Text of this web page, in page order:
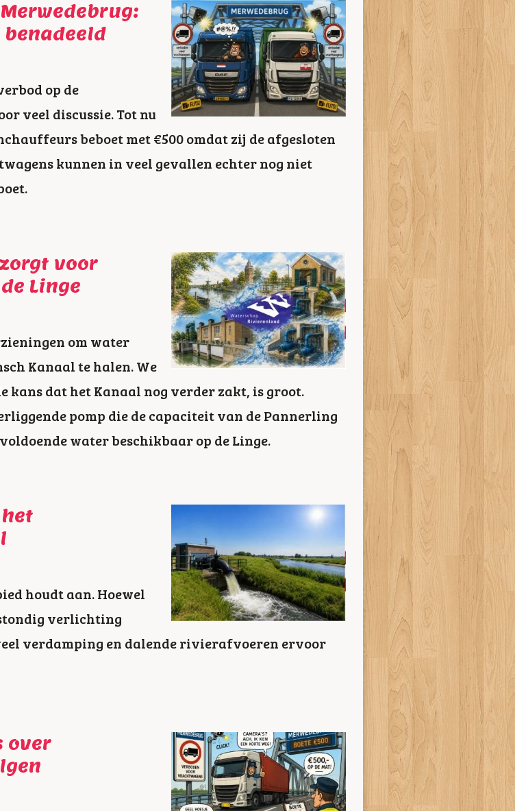
op de
veel discussie. Tot nu
beboet met €500 omdat zij de afgesloten
kunnen in veel gevallen echter nog niet
voor
Linge
om water
Kanaal te halen. We
kans dat het Kanaal nog verder zakt, is groot.
pomp die de capaciteit van de Pannerling
water beschikbaar op de Linge.
houdt aan. Hoewel
verlichting
verdamping en dalende rivierafvoeren ervoor
over